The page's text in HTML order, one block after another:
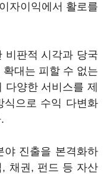
자이익에서 활로를
비판적 시각과 당국
대는 피할 수 없는
양한 서비스를 제
식으로 수익 다변화
야 진출을 본격화하
채권, 펀드 등 자산